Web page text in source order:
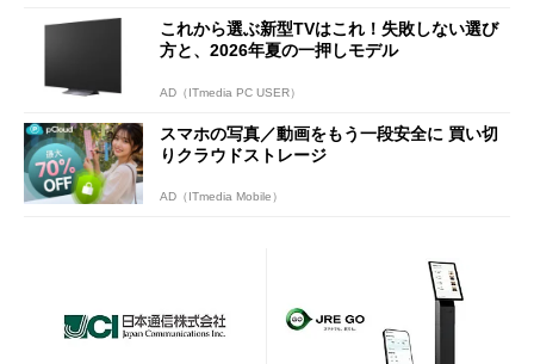
これから選ぶ新型TVはこれ！失敗しない選び
方と、2026年夏の一押しモデル
AD（ITmedia PC USER）
スマホの写真／動画をもう一段安全に 買い切
りクラウドストレージ
AD（ITmedia Mobile）